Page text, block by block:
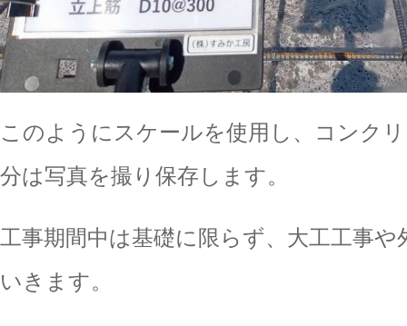
このようにスケールを使用し、コンク
分は写真を撮り保存します。
工事期間中は基礎に限らず、大工工事
いきます。